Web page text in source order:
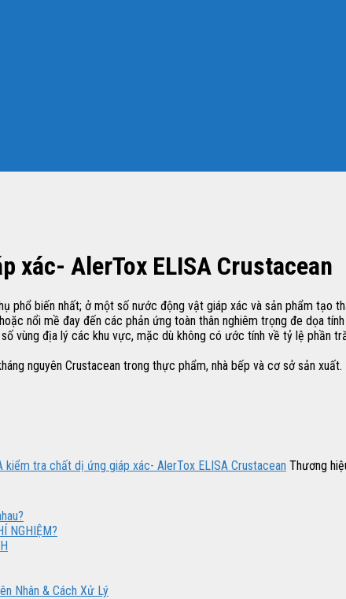
xác- AlerTox ELISA Crustacean
biến nhất; ở một số nước động vật giáp xác và sản phẩm tạo
nổi mề đay đến các phản ứng toàn thân nghiêm trọng đe dọa
vùng địa lý các khu vực, mặc dù không có ước tính về tỷ lệ phần
nguyên Crustacean trong thực phẩm, nhà bếp và cơ sở sản xuất.
kiểm tra chất dị ứng giáp xác- AlerTox ELISA Crustacean Thương
NGHIỆM?
Nhân & Cách Xử Lý